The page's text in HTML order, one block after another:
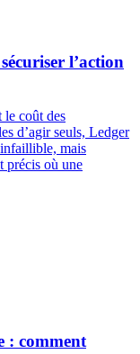
l’action
coût des
d’agir seuls, Ledger
mais
précis où une
: comment